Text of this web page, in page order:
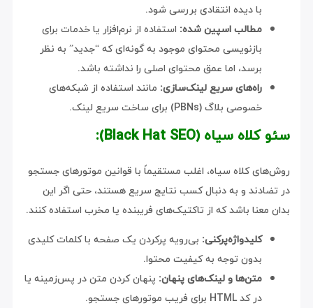
با دیده انتقادی بررسی شود.
مطالب اسپین شده: استفاده از نرم‌افزار یا خدمات برای
بازنویسی محتوای موجود به گونه‌ای که “جدید” به نظر
برسد، اما عمق محتوای اصلی را نداشته باشد.
راه‌های سریع لینک‌سازی: مانند استفاده از شبکه‌های
خصوصی بلاگ (PBNs) برای ساخت سریع لینک.
سئو کلاه سیاه (Black Hat SEO):
روش‌های کلاه سیاه، اغلب مستقیماً با قوانین موتورهای جستجو
در تضادند و به دنبال کسب نتایج سریع هستند، حتی اگر این
بدان معنا باشد که از تاکتیک‌های فریبنده یا مخرب استفاده کنند.
کلیدواژه‌پرکنی: بی‌رویه پرکردن یک صفحه با کلمات کلیدی
بدون توجه به کیفیت محتوا.
متن‌ها و لینک‌های پنهان: پنهان کردن متن در پس‌زمینه یا
در کد HTML برای فریب موتورهای جستجو.